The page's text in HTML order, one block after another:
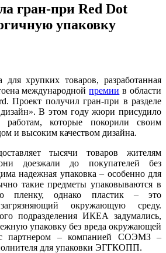
гран-при Red Dot
упаковку
для хрупких товаров, разработанная
международнойпремии в области
Проект получил гран-при в разделе
В этом году жюри присудило
работам, которые покорили своим
и высоким качеством дизайна.
тысячи товаров жителям
доезжали до покупателей без
надежная упаковка – особенно для
такие предметы упаковываются в
пленку, однако пластик – это
окружающую среду.
подразделения ИКЕА задумались,
упаковку без вреда окружающей
партнером – компанией СОЭМЗ –
для упаковки ЭГГКОПП.